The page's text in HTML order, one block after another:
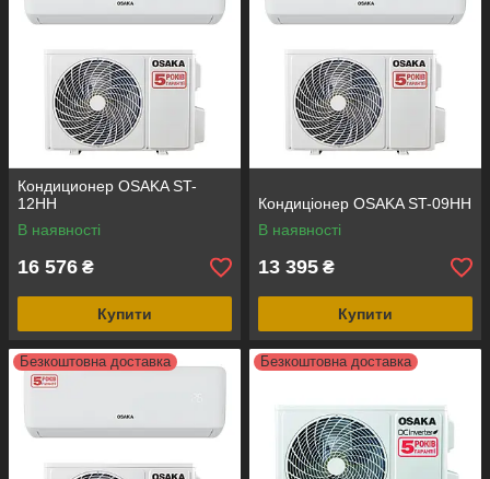
Кондиционер OSAKA ST-
12HH
В наявності
16 576 ₴
Купити
Кондиціонер OSAKA ST-09HH
В наявності
13 395 ₴
Купити
Безкоштовна доставка Безкоштовна доставка